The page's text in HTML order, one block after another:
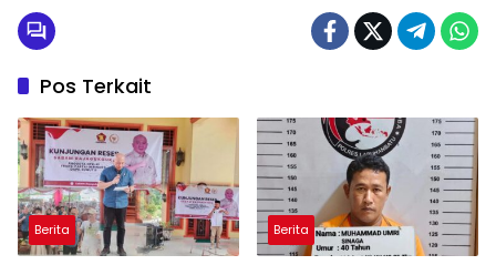
Pos Terkait
Berita Berita